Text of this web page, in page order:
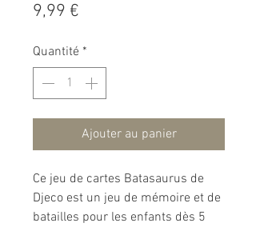
9,99 €
Quantité *
Ajouter au panier
Ce jeu de cartes Batasaurus de
Djeco est un jeu de mémoire et de
batailles pour les enfants dès 5